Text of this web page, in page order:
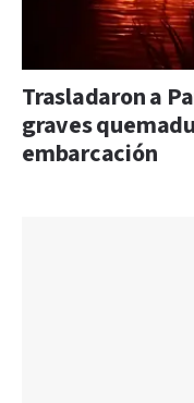
Trasladaron a
graves
embarcación